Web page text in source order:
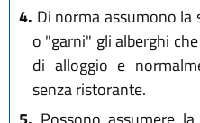
4. Di norma assumono la
o "garni" gli alberghi
di alloggio e
senza ristorante.